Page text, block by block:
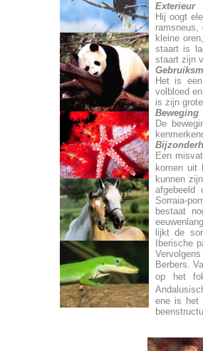
Exterieur
Hij oogt
kleine
staart is
staart zijn
Het is
volbloed
is zijn
Beweging
De
Een
komen uit
kunnen
afgebeeld
Sorraia-
bestaat
lijkt de
Iberische
Berbers.
op het
ene is het